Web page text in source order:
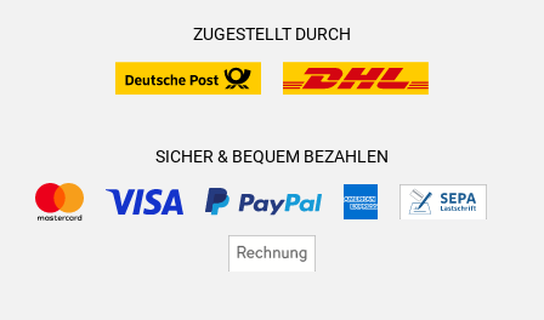
ZUGESTELLT DURCH
SICHER & BEQUEM BEZAHLEN